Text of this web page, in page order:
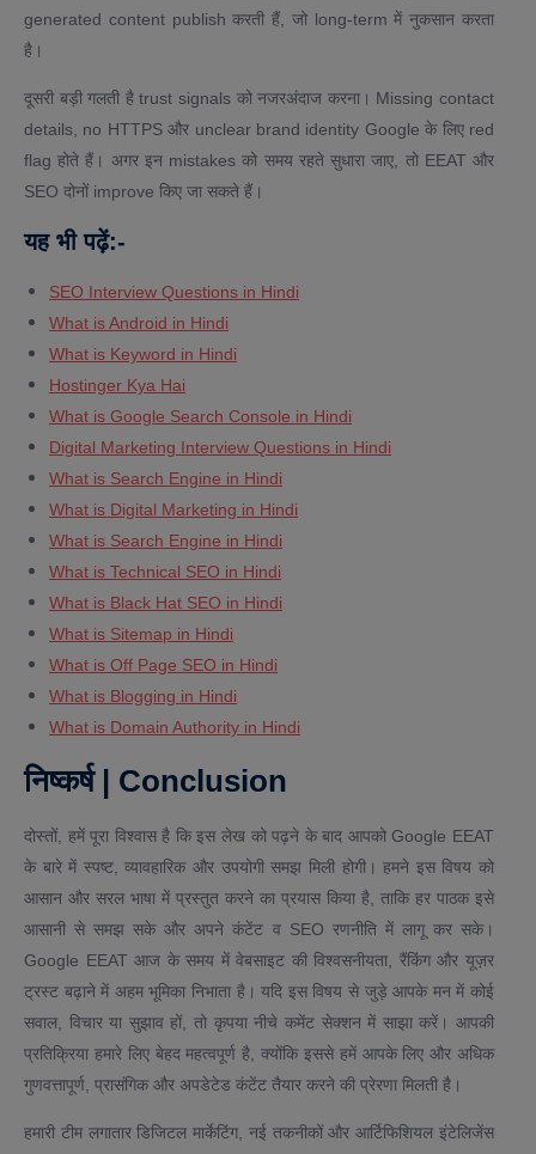
generated content publish करती हैं, जो long-term में नुकसान करता
है।
दूसरी बड़ी गलती है trust signals को नजरअंदाज करना। Missing contact
details, no HTTPS और unclear brand identity Google के लिए red
flag होते हैं। अगर इन mistakes को समय रहते सुधारा जाए, तो EEAT और
SEO दोनों improve किए जा सकते हैं।
यह भी पढ़ें:-
SEO Interview Questions in Hindi
What is Android in Hindi
What is Keyword in Hindi
Hostinger Kya Hai
What is Google Search Console in Hindi
Digital Marketing Interview Questions in Hindi
What is Search Engine in Hindi
What is Digital Marketing in Hindi
What is Search Engine in Hindi
What is Technical SEO in Hindi
What is Black Hat SEO in Hindi
What is Sitemap in Hindi
What is Off Page SEO in Hindi
What is Blogging in Hindi
What is Domain Authority in Hindi
निष्कर्ष | Conclusion
दोस्तों, हमें पूरा विश्वास है कि इस लेख को पढ़ने के बाद आपको Google EEAT
के बारे में स्पष्ट, व्यावहारिक और उपयोगी समझ मिली होगी। हमने इस विषय को
आसान और सरल भाषा में प्रस्तुत करने का प्रयास किया है, ताकि हर पाठक इसे
आसानी से समझ सके और अपने कंटेंट व SEO रणनीति में लागू कर सके।
Google EEAT आज के समय में वेबसाइट की विश्वसनीयता, रैंकिंग और यूज़र
ट्रस्ट बढ़ाने में अहम भूमिका निभाता है। यदि इस विषय से जुड़े आपके मन में कोई
सवाल, विचार या सुझाव हों, तो कृपया नीचे कमेंट सेक्शन में साझा करें। आपकी
प्रतिक्रिया हमारे लिए बेहद महत्वपूर्ण है, क्योंकि इससे हमें आपके लिए और अधिक
गुणवत्तापूर्ण, प्रासंगिक और अपडेटेड कंटेंट तैयार करने की प्रेरणा मिलती है।
हमारी टीम लगातार डिजिटल मार्केटिंग, नई तकनीकों और आर्टिफिशियल इंटेलिजेंस